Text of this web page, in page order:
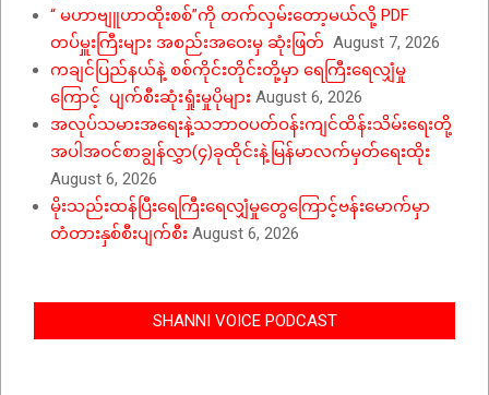
“ မဟာဗျူဟာထိုးစစ်”ကို တက်လှမ်းတော့မယ်လို့ PDF
တပ်မှူးကြီးများ အစည်းအဝေးမှ ဆုံးဖြတ် August 7, 2026
ကချင်ပြည်နယ်နဲ့ စစ်ကိုင်းတိုင်းတို့မှာ ရေကြီးရေလျှံမှု
ကြောင့် ပျက်စီးဆုံးရှုံးမှုပိုများ August 6, 2026
အလုပ်သမားအရေးနဲ့သဘာဝပတ်ဝန်းကျင်ထိန်းသိမ်းရေးတို့
အပါအဝင်စာချွန်လွှာ(၄)ခုထိုင်းနဲ့မြန်မာလက်မှတ်ရေးထိုး
August 6, 2026
မိုးသည်းထန်ပြီးရေကြီးရေလျှံမှုတွေကြောင့်ဗန်းမောက်မှာ
တံတားနှစ်စီးပျက်စီး August 6, 2026
SHANNI VOICE PODCAST